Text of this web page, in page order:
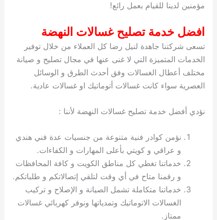
مؤمنين لدينا للقيام بعمل رائع!
افضل خدمة تصليح غسالات النهضة
تسعى شركتنا جاهدة لنيل رضا كل العملاء من خلال توفير
الخدمات المتميزة التي لا غنى عنها في مجال تصليح و صيانة
مختلف أعطال الغسالات وفق أحدث الطرق و الوسائل
العصرية سواء كانت غسالات أتوماتيك او غسالات عادية.
نؤدي أفضل خدمة تصليح غسالات النهضة لأننا :
نؤمن كوادر فنية متنوعة من جنسيات عدة فني هندي
و عراقي و كويتي بأعلى المهارات و الكفاءات.
خدماتنا تغطي كل مناطق الكويت و كافة المحافظات
و رقمنا متاح في أي وقت لتلقي إتصالاتكم و طلباتكم.
خدماتنا متكاملة تشمل الصيانة و الإصلاح و تركيب
الغسالات الاتوماتيك وتمدياتها ونوفر كهربائي غسالات
ممتاز.